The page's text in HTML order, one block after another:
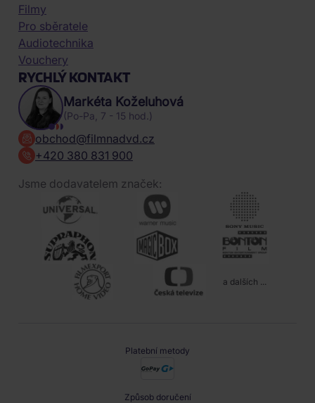
Filmy
Pro sběratele
Audiotechnika
Vouchery
RYCHLÝ KONTAKT
Markéta Koželuhová
(Po-Pa, 7 - 15 hod.)
obchod@filmnadvd.cz
+420 380 831 900
Jsme dodavatelem značek:
a dalších ...
Platební metody
Způsob doručení